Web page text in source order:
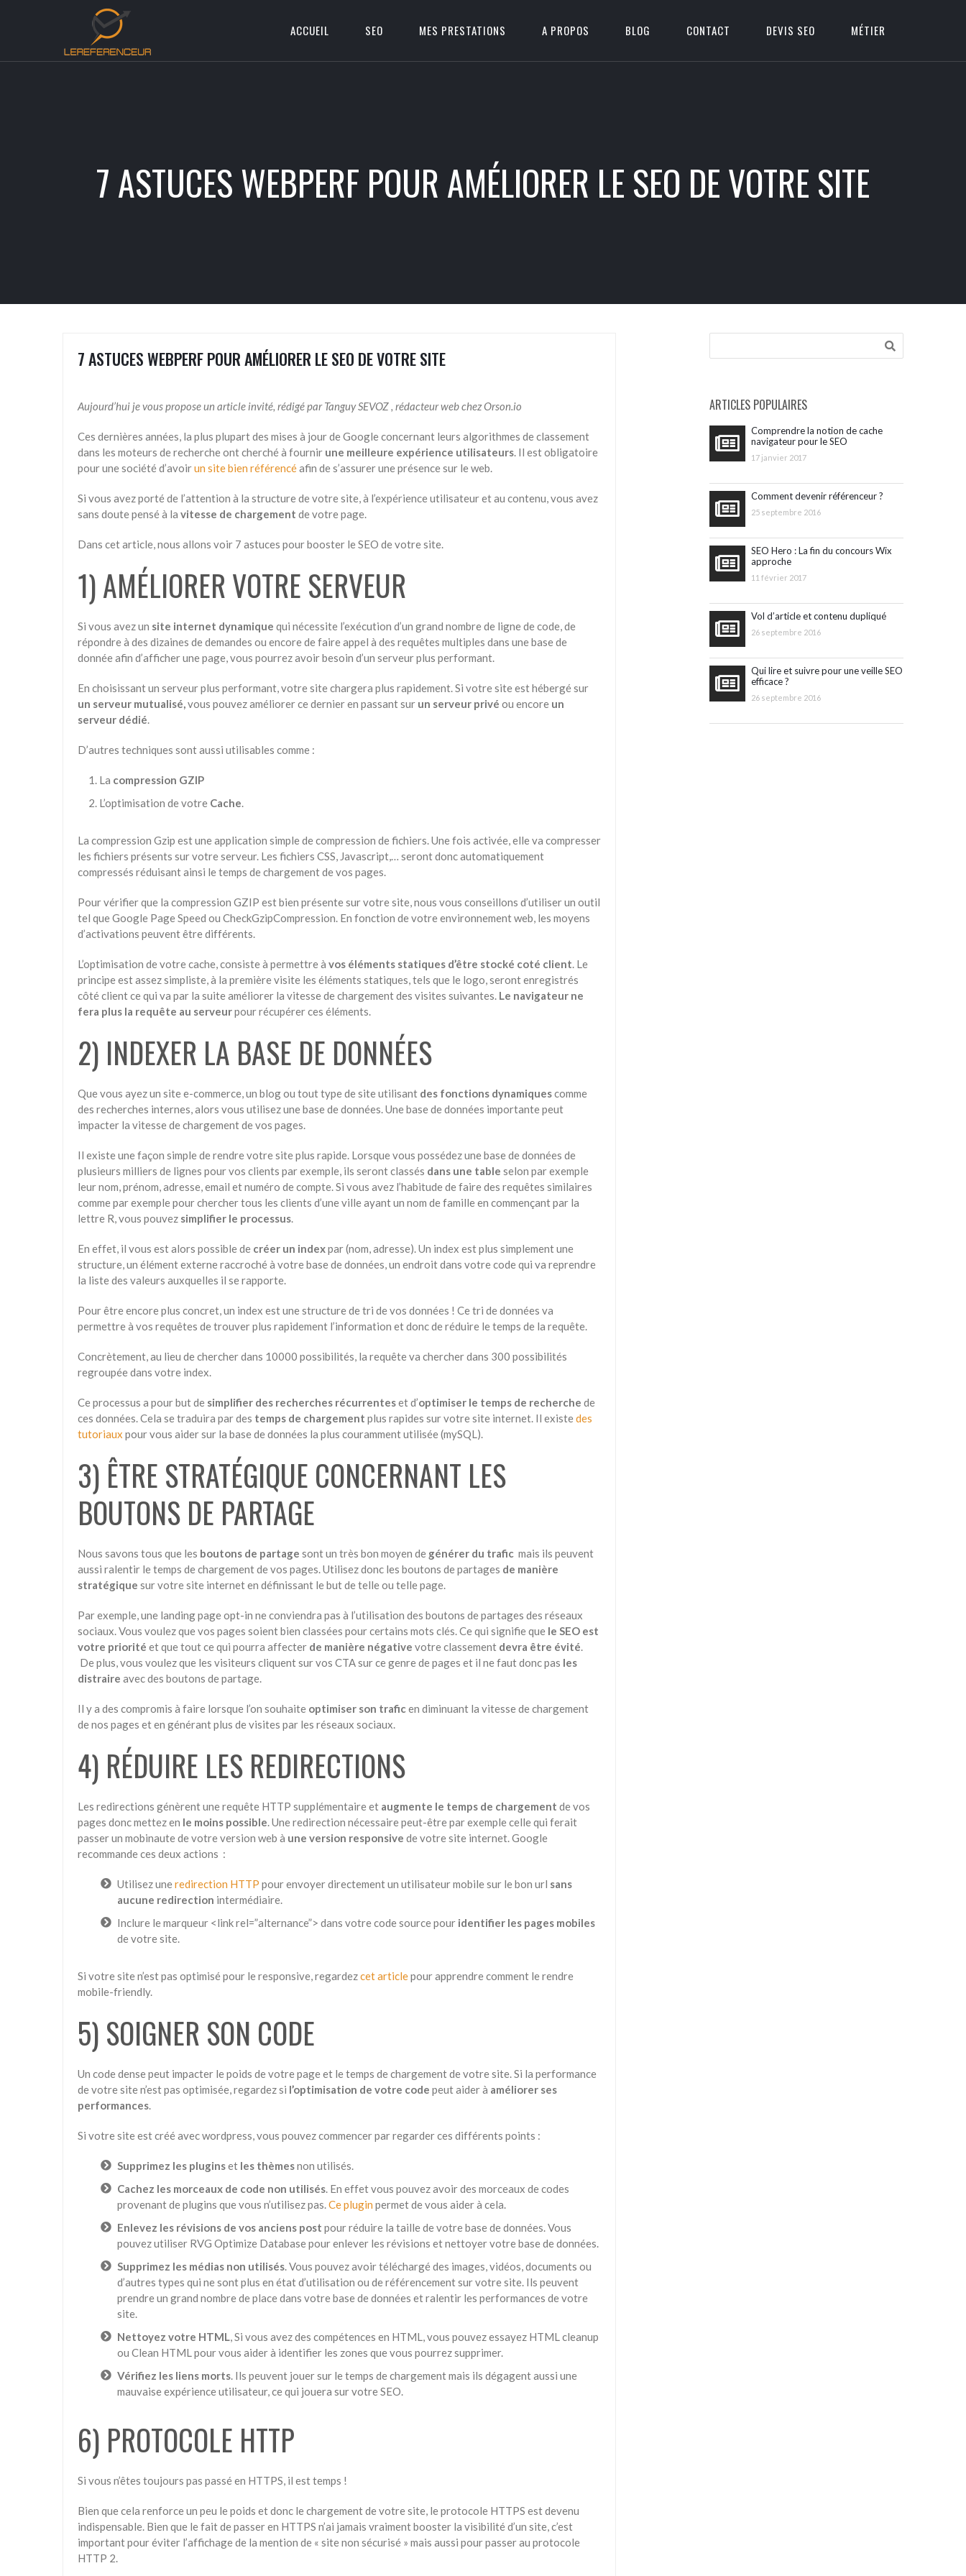
ACCUEIL SEO MES PRESTATIONS A PROPOS BLOG CONTACT DEVIS SEO MÉTIER
7 ASTUCES WEBPERF POUR AMÉLIORER LE SEO DE VOTRE SITE
7 ASTUCES WEBPERF POUR AMÉLIORER LE SEO DE VOTRE SITE
Aujourd’hui je vous propose un article invité, rédigé parTanguy SEVOZ , rédacteur web chezOrson.io
Ces dernières années, la plus plupart des mises à jour de Google concernant leurs algorithmes de classement
dans les moteurs de recherche ont cherché à fournir une meilleure expérience utilisateurs. Il est obligatoire
pour une société d’avoirun site bien référencéafin de s’assurer une présence sur le web.
Si vous avez porté de l’attention à la structure de votre site, à l’expérience utilisateur et au contenu, vous avez
sans doute pensé à la vitesse de chargement de votre page.
Dans cet article, nous allons voir 7 astuces pour booster le SEO de votre site.
1) AMÉLIORER VOTRE SERVEUR
Si vous avez un site internet dynamique qui nécessite l’exécution d’un grand nombre de ligne de code, de
répondre à des dizaines de demandes ou encore de faire appel à des requêtes multiples dans une base de
donnée afin d’afficher une page, vous pourrez avoir besoin d’un serveur plus performant.
En choisissant un serveur plus performant, votre site chargera plus rapidement. Si votre site est hébergé sur
un serveur mutualisé,vous pouvez améliorer ce dernier en passant sur un serveur privé ou encore un
serveur dédié.
D’autres techniques sont aussi utilisables comme :
La compression GZIP
L’optimisation de votre Cache.
La compression Gzip est une application simple de compression de fichiers. Une fois activée, elle va compresser
les fichiers présents sur votre serveur. Les fichiers CSS, Javascript,… seront donc automatiquement
compressés réduisant ainsi le temps de chargement de vos pages.
Pour vérifier que la compression GZIP est bien présente sur votre site, nous vous conseillons d’utiliser un outil
tel que Google Page Speed ou CheckGzipCompression. En fonction de votre environnement web, les moyens
d’activations peuvent être différents.
L’optimisation de votre cache, consiste à permettre à vos éléments statiques d’être stocké coté client. Le
principe est assez simpliste, à la première visite les éléments statiques, tels que le logo, seront enregistrés
côté client ce qui va par la suite améliorer la vitesse de chargement des visites suivantes. Le navigateur ne
fera plus la requête au serveurpour récupérer ces éléments.
2) INDEXER LA BASE DE DONNÉES
Que vous ayez un site e-commerce, un blogou tout type de site utilisant des fonctions dynamiquescomme
des recherches internes, alors vous utilisez une base de données. Une base de données importante peut
impacter la vitesse de chargement de vos pages.
Il existe une façon simple de rendre votre siteplus rapide. Lorsque vous possédez une base de données de
plusieurs milliers de lignes pour vos clients par exemple, ils seront classés dans une table selon par exemple
leur nom, prénom, adresse, email et numéro de compte. Si vous avez l’habitude de faire des requêtes similaires
comme par exemple pour chercher tous les clients d’une ville ayant un nom de famille en commençant par la
lettre R, vous pouvez simplifier le processus.
En effet, il vous est alors possible de créer un indexpar (nom, adresse). Un index est plus simplement une
structure, un élément externe raccroché à votre base de données, un endroit dans votre code qui va reprendre
la liste des valeurs auxquelles il se rapporte.
Pour être encore plus concret, un index est une structure de tri de vos données ! Ce tri de données va
permettre à vos requêtes de trouver plus rapidement l’information et donc de réduire le temps de la requête.
Concrètement, au lieu de chercher dans 10000 possibilités, la requête va chercher dans 300 possibilités
regroupée dans votre index.
Ce processus a pour but de simplifier des recherches récurrenteset d’optimiser le temps de recherche de
ces données. Cela se traduira par des temps de chargement plus rapides sur votre site internet. Il existedes
tutoriaux pour vous aider sur la base de données la plus couramment utilisée (mySQL).
3) ÊTRE STRATÉGIQUE CONCERNANT LES
BOUTONS DE PARTAGE
Nous savons tous que les boutons de partage sont un très bon moyen de générer du trafic mais ils peuvent
aussi ralentir le temps de chargement de vos pages. Utilisez donc les boutons de partages de manière
stratégique sur votre site internet en définissant le but de telle ou telle page.
Par exemple, une landing page opt-in ne conviendra pas à l’utilisation des boutons de partages des réseaux
sociaux. Vous voulez que vos pages soient bien classées pour certains mots clés. Ce qui signifie que le SEO est
votre priorité et que tout ce qui pourra affecter de manière négative votre classement devra être évité.
De plus, vous voulez que les visiteurs cliquent sur vos CTA sur ce genre de pages et il ne faut donc pas les
distraire avec des boutons de partage.
Il y a des compromis à faire lorsque l’on souhaite optimiser son traficen diminuant la vitesse de chargement
de nos pages et en générant plus de visites par les réseaux sociaux.
4) RÉDUIRE LES REDIRECTIONS
Les redirections génèrent une requête HTTP supplémentaire et augmente le temps de chargement de vos
pages donc mettez en le moins possible. Une redirection nécessaire peut-être par exemple celle qui ferait
passer un mobinaute de votre version web à une version responsive de votre site internet. Google
recommande ces deux actions :
Utilisez uneredirection HTTP pour envoyer directement un utilisateur mobile sur le bon url sans
aucune redirection intermédiaire.
Inclure le marqueur <link rel=”alternance”> dans votre code source pour identifier les pages mobiles
de votre site.
Si votre site n’est pas optimisé pour le responsive, regardezcet articlepour apprendre comment le rendre
mobile-friendly.
5) SOIGNER SON CODE
Un code dense peut impacter le poids de votre page et le temps de chargement de votre site. Si la performance
de votre site n’est pas optimisée, regardez si l’optimisation de votre code peut aider à améliorer ses
performances.
Si votre site est créé avec wordpress, vous pouvez commencer par regarder ces différents points :
Supprimez les pluginset les thèmesnon utilisés.
Cachez les morceaux de code non utilisés. En effet vous pouvez avoir des morceaux de codes
provenant de plugins que vous n’utilisez pas.Ce plugin permet de vous aider à cela.
Enlevez les révisions de vos anciens post pour réduire la taille de votre base de données. Vous
pouvez utiliser RVG Optimize Database pour enlever les révisions et nettoyer votre base de données.
Supprimez les médias non utilisés. Vous pouvez avoir téléchargé des images, vidéos, documents ou
d’autres types qui ne sont plus en état d’utilisation ou de référencement sur votre site. Ils peuvent
prendre un grand nombre de place dans votre base de données et ralentir les performances de votre
site.
Nettoyez votre HTML, Si vous avez des compétences en HTML, vous pouvez essayez HTML cleanup
ou Clean HTML pour vous aider à identifier les zones que vous pourrez supprimer.
Vérifiez les liens morts. Ils peuvent jouer sur le temps de chargement mais ils dégagent aussi une
mauvaise expérience utilisateur, ce qui jouera sur votre SEO.
6) PROTOCOLE HTTP
Si vous n’êtes toujours pas passé en HTTPS, il est temps !
Bien que cela renforce un peu le poids et donc le chargement de votre site, le protocole HTTPS est devenu
indispensable. Bien que le fait de passer en HTTPS n’ai jamais vraiment booster la visibilité d’un site, c’est
important pour éviter l’affichage de la mention de « site non sécurisé » mais aussi pour passer au protocole
HTTP 2.
ARTICLES POPULAIRES
Comprendre la notion de cache
navigateur pour le SEO
17 janvier 2017
Comment devenir référenceur ?
25 septembre 2016
SEO Hero : La fin du concours Wix
approche
11 février 2017
Vol d’article et contenu dupliqué
26 septembre 2016
Qui lire et suivre pour une veille SEO
efficace ?
26 septembre 2016